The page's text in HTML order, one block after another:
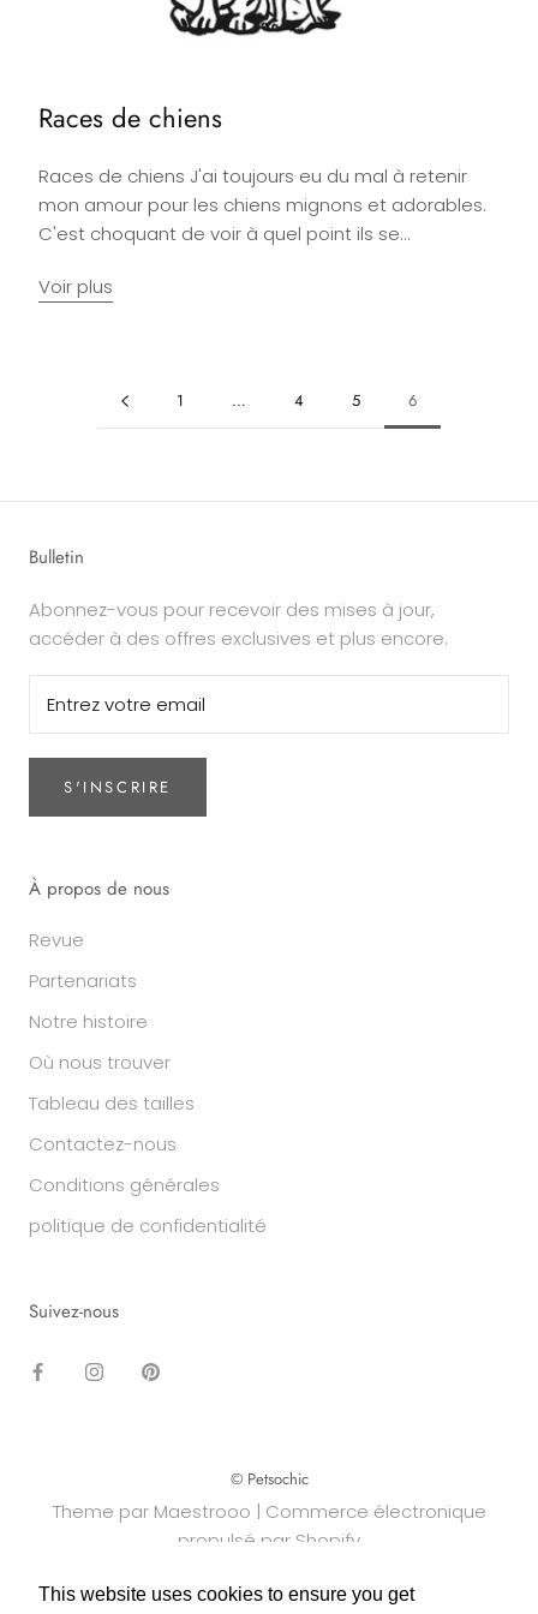
This website uses cookies to ensure you get
This website uses cookies to ensure you get
Races de chiens
Races de chiens J'ai toujours eu du mal à retenir
mon amour pour les chiens mignons et adorables.
C'est choquant de voir à quel point ils se...
Voir plus
1 … 4 5 6
Bulletin
Abonnez-vous pour recevoir des mises à jour,
accéder à des offres exclusives et plus encore.
S'INSCRIRE
À propos de nous
Revue
Partenariats
Notre histoire
Où nous trouver
Tableau des tailles
Contactez-nous
Conditions générales
politique de confidentialité
Suivez-nous
© Petsochic
Theme par Maestrooo | Commerce électronique
propulsé par Shopify